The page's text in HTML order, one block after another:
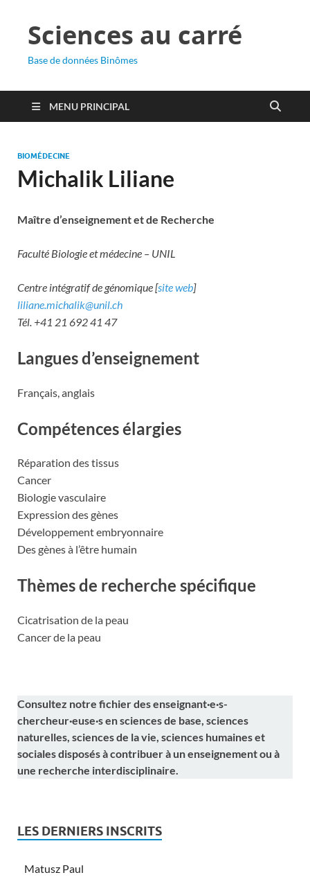
Sciences au carré
Base de données Binômes
MENU PRINCIPAL
BIOMÉDECINE
Michalik Liliane
Maître d’enseignement et de Recherche
Faculté Biologie et médecine – UNIL
Centre intégratif de génomique [site web]
liliane.michalik@unil.ch
Tél. +41 21 692 41 47
Langues d’enseignement
Français, anglais
Compétences élargies
Réparation des tissus
Cancer
Biologie vasculaire
Expression des gènes
Développement embryonnaire
Des gènes à l’être humain
Thèmes de recherche spécifique
Cicatrisation de la peau
Cancer de la peau
Consultez notre fichier des enseignant·e·s-
chercheur·euse·s en sciences de base, sciences
naturelles, sciences de la vie, sciences humaines et
sociales disposés à contribuer à un enseignement ou à
une recherche interdisciplinaire.
LES DERNIERS INSCRITS
Matusz Paul